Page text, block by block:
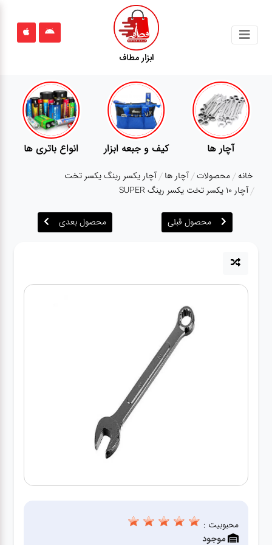
ابزار مطاف
محصولات
قوانین
سایت
درباره
کارواش
انواع باتری ها پمپ تجهیزات کمپ
خانه محصولات آچار ها آچار یکسر رینگ یکسر تخت
آچار 10 یکسر تخت یکسر رینگ SUPER
محصول قبلی محصول بعدی
محبوبیت :
موجود